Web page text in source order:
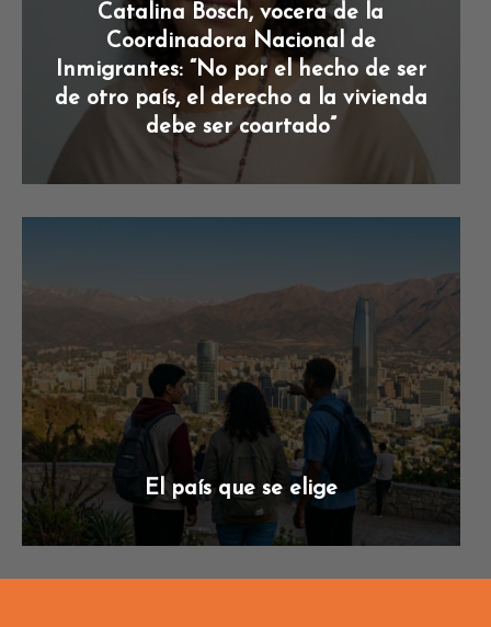
Catalina Bosch, vocera de la
Coordinadora Nacional de
Inmigrantes: “No por el hecho de ser
de otro país, el derecho a la vivienda
debe ser coartado”
El país que se elige